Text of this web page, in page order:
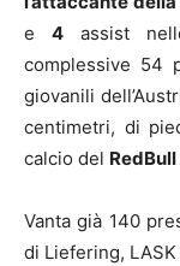
e 4 assist
complessive 54
giovanili
centimetri, di
calcio del
Vanta già 140
di Liefering,